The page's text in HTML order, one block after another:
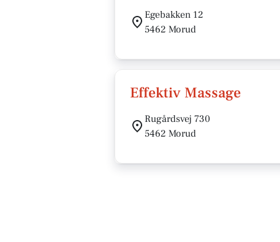
Egebakken 12
5462 Morud
Effektiv Massage
Rugårdsvej 730
5462 Morud